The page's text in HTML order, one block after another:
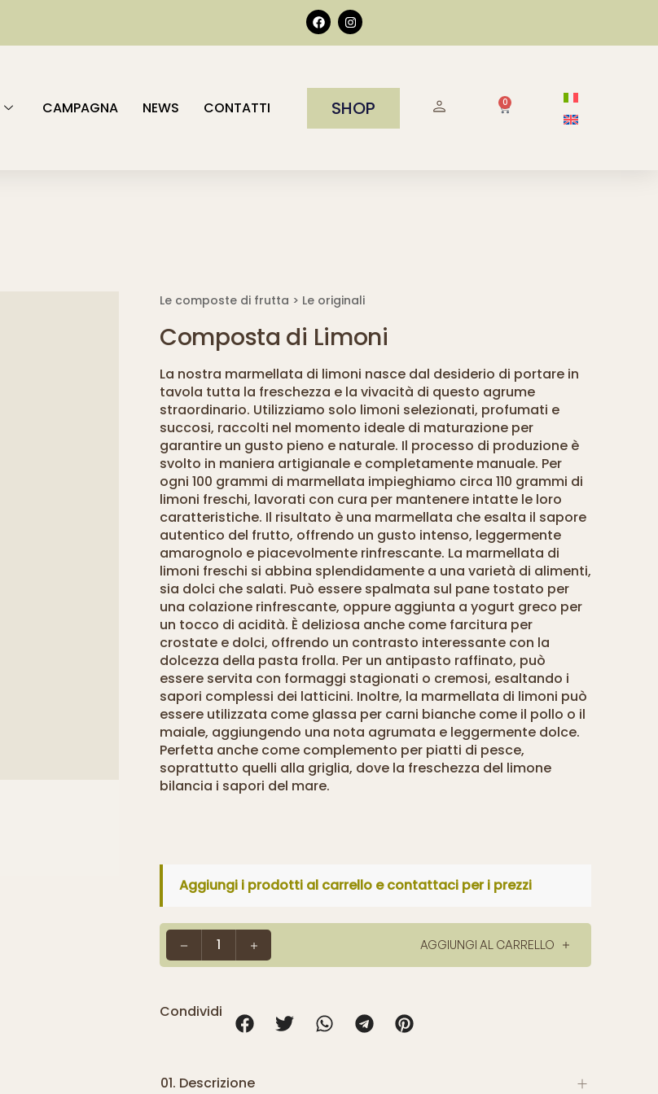
CAMPAGNA NEWS CONTATTI SHOP 0
Le composte di frutta > Le originali
Composta di Limoni
La nostra marmellata di limoni nasce dal desiderio di portare in
tavola tutta la freschezza e la vivacità di questo agrume
straordinario. Utilizziamo solo limoni selezionati, profumati e
succosi, raccolti nel momento ideale di maturazione per
garantire un gusto pieno e naturale. Il processo di produzione è
svolto in maniera artigianale e completamente manuale. Per
ogni 100 grammi di marmellata impieghiamo circa 110 grammi di
limoni freschi, lavorati con cura per mantenere intatte le loro
caratteristiche. Il risultato è una marmellata che esalta il sapore
autentico del frutto, offrendo un gusto intenso, leggermente
amarognolo e piacevolmente rinfrescante. La marmellata di
limoni freschi si abbina splendidamente a una varietà di alimenti,
sia dolci che salati. Può essere spalmata sul pane tostato per
una colazione rinfrescante, oppure aggiunta a yogurt greco per
un tocco di acidità. È deliziosa anche come farcitura per
crostate e dolci, offrendo un contrasto interessante con la
dolcezza della pasta frolla. Per un antipasto raffinato, può
essere servita con formaggi stagionati o cremosi, esaltando i
sapori complessi dei latticini. Inoltre, la marmellata di limoni può
essere utilizzata come glassa per carni bianche come il pollo o il
maiale, aggiungendo una nota agrumata e leggermente dolce.
Perfetta anche come complemento per piatti di pesce,
soprattutto quelli alla griglia, dove la freschezza del limone
bilancia i sapori del mare.
Aggiungi i prodotti al carrello e contattaci per i prezzi
1 AGGIUNGI AL CARRELLO
Condividi
Descrizione